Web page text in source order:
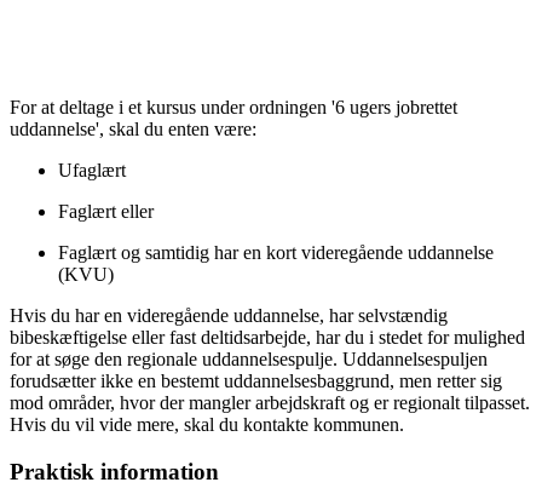
For at deltage i et kursus under ordningen '6 ugers jobrettet
uddannelse', skal du enten være:
Ufaglært
Faglært eller
Faglært og samtidig har en kort videregående uddannelse
(KVU)
Hvis du har en videregående uddannelse, har selvstændig
bibeskæftigelse eller fast deltidsarbejde, har du i stedet for mulighed
for at søge den regionale uddannelsespulje. Uddannelsespuljen
forudsætter ikke en bestemt uddannelsesbaggrund, men retter sig
mod områder, hvor der mangler arbejdskraft og er regionalt tilpasset.
Hvis du vil vide mere, skal du kontakte kommunen.
Praktisk information